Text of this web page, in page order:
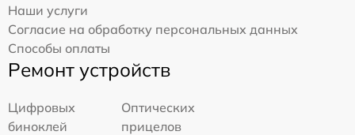
Наши услуги
Согласие на обработку персональных данных
Способы оплаты
Ремонт устройств
Цифровых
биноклей
Оптических
прицелов